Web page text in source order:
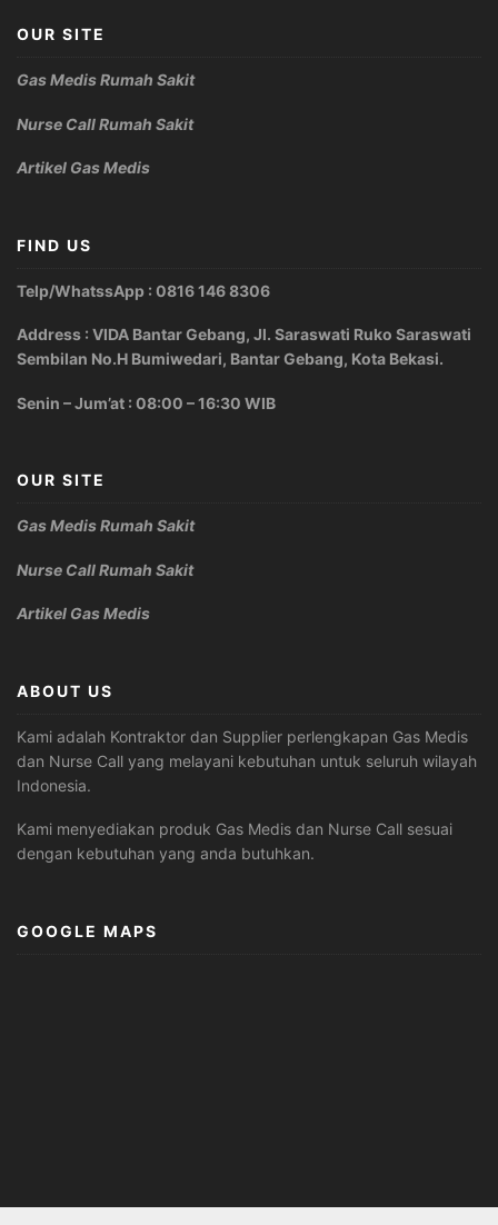
OUR SITE
Gas Medis Rumah Sakit
Nurse Call Rumah Sakit
Artikel Gas Medis
FIND US
Telp/WhatssApp : 0816 146 8306
Address : VIDA Bantar Gebang, Jl. Saraswati Ruko Saraswati
Sembilan No.H Bumiwedari, Bantar Gebang, Kota Bekasi.
Senin – Jum’at : 08:00 – 16:30 WIB
OUR SITE
Gas Medis Rumah Sakit
Nurse Call Rumah Sakit
Artikel Gas Medis
ABOUT US
Kami adalah Kontraktor dan Supplier perlengkapan Gas Medis
dan Nurse Call yang melayani kebutuhan untuk seluruh wilayah
Indonesia.
Kami menyediakan produk Gas Medis dan Nurse Call sesuai
dengan kebutuhan yang anda butuhkan.
GOOGLE MAPS